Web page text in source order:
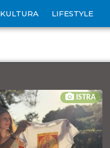
KULTURA LIFESTYLE
ISTRA